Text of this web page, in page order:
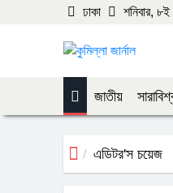
ঢাকা শনিবার,
জাতীয়
এডিটর'স চয়েজ